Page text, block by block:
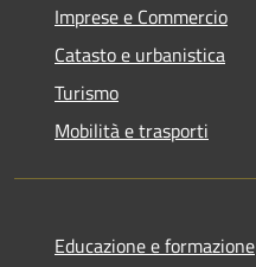
Imprese e Commercio
Catasto e urbanistica
Turismo
Mobilità e trasporti
Educazione e formazione